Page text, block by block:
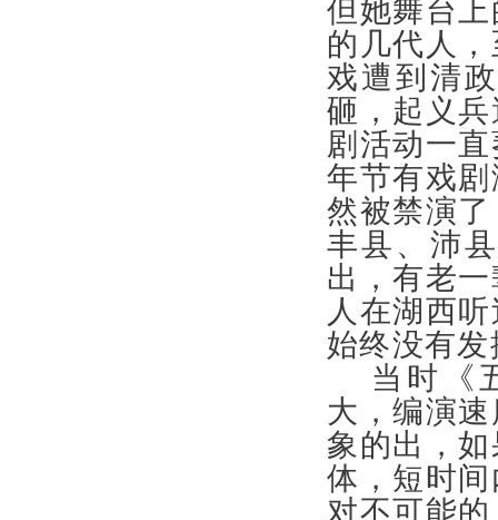
但她舞台
的几代人
戏遭到清
砸，起义
剧活动一
年节有戏
然被禁演
丰县、沛
出，有老
人在湖西
始终没有
当时《
大，编演
象的出，
体，短时
对不可能